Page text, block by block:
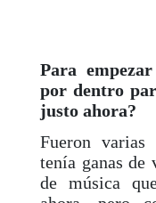
Para
por dentro
justo ahora?
Fueron
tenía ganas de
de música